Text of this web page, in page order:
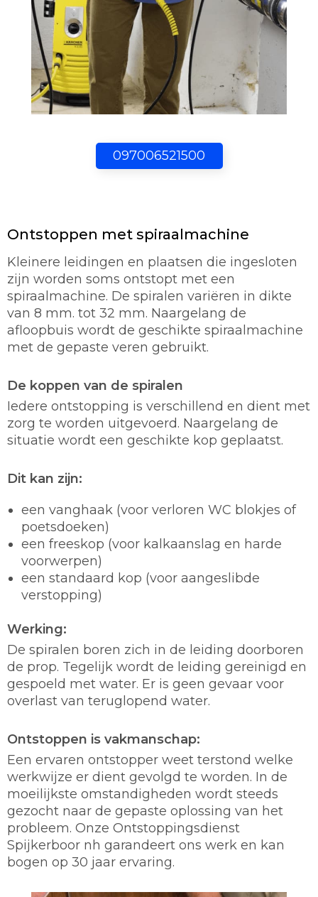
097006521500
Ontstoppen met spiraalmachine
Kleinere leidingen en plaatsen die ingesloten
zijn worden soms ontstopt met een
spiraalmachine. De spiralen variëren in dikte
van 8 mm. tot 32 mm. Naargelang de
afloopbuis wordt de geschikte spiraalmachine
met de gepaste veren gebruikt.
De koppen van de spiralen
Iedere ontstopping is verschillend en dient met
zorg te worden uitgevoerd. Naargelang de
situatie wordt een geschikte kop geplaatst.
Dit kan zijn:
een vanghaak (voor verloren WC blokjes of
poetsdoeken)
een freeskop (voor kalkaanslag en harde
voorwerpen)
een standaard kop (voor aangeslibde
verstopping)
Werking:
De spiralen boren zich in de leiding doorboren
de prop. Tegelijk wordt de leiding gereinigd en
gespoeld met water. Er is geen gevaar voor
overlast van teruglopend water.
Ontstoppen is vakmanschap:
Een ervaren ontstopper weet terstond welke
werkwijze er dient gevolgd te worden. In de
moeilijkste omstandigheden wordt steeds
gezocht naar de gepaste oplossing van het
probleem. Onze Ontstoppingsdienst
Spijkerboor nh garandeert ons werk en kan
bogen op 30 jaar ervaring.